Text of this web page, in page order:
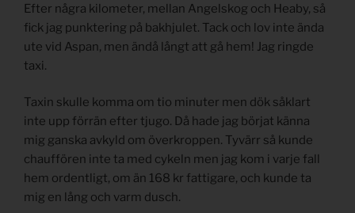
Efter några kilometer, mellan Angelskog och Heaby, så
fick jag punktering på bakhjulet. Tack och lov inte ända
ute vid Aspan, men ändå långt att gå hem! Jag ringde
taxi.
Taxin skulle komma om tio minuter men dök såklart
inte upp förrän efter tjugo. Då hade jag börjat känna
mig ganska avkyld om överkroppen. Tyvärr så kunde
chauffören inte ta med cykeln men jag kom i varje fall
hem ordentligt, om än 168 kr fattigare, och kunde ta
mig en lång och varm dusch.